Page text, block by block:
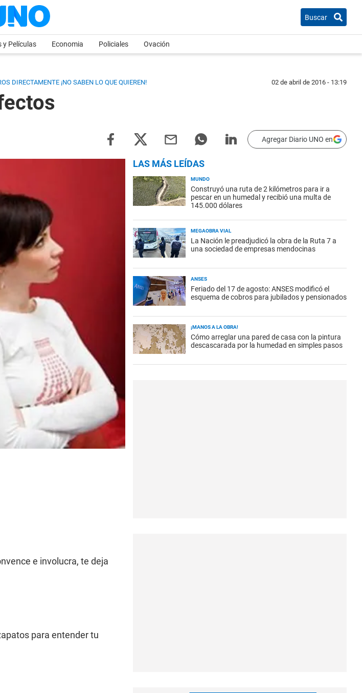
Buscar
y Películas Economia Policiales Ovación
DIRECTAMENTE ¡NO SABEN LO QUE QUIEREN! 02 de abril de 2016 - 13:19
Agregar Diario UNO en
e involucra, te deja
para entender tu
LAS MÁS LEÍDAS
MUNDO
Construyó una ruta de 2 kilómetros para ir a
pescar en un humedal y recibió una multa de
145.000 dólares
MEGAOBRA VIAL
La Nación le preadjudicó la obra de la Ruta 7 a
una sociedad de empresas mendocinas
ANSES
Feriado del 17 de agosto: ANSES modificó el
esquema de cobros para jubilados y pensionados
¡MANOS A LA OBRA!
Cómo arreglar una pared de casa con la pintura
descascarada por la humedad en simples pasos